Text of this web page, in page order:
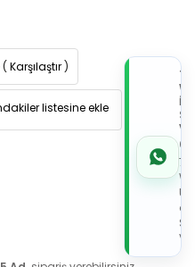
( Karşılaştır )
listesine ekle
İLE
de